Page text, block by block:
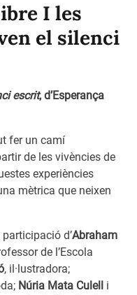
I les
el silenci
escrit, d’Esperança
fer un camí
de les vivències de
experiències
mètrica que neixen
d’Abraham
de l’Escola
, il·lustradora;
Núria Mata Culell i